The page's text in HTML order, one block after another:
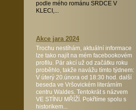
podle mého románu SRDCE V
KLECI,...
Akce jara 2024
Trochu nestíhám, aktuální informace
lze tako najít na mém facebookovém
profilu. Pár akcí už od začátku roku
proběhlo, takže navážu tímto týdnem:
V úterý 20.února od 18:30 hod. další
beseda ve Vršovickém literárním
centru Waldes. Tentokrát s názvem
VE STÍNU MŘÍŽÍ. Pokřtíme spolu s
historikem...